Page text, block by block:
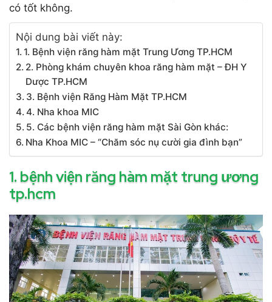
có tốt không.
Nội dung bài viết này:
1. Bệnh viện răng hàm mặt Trung Ương TP.HCM
2. Phòng khám chuyên khoa răng hàm mặt – ĐH Y
Dược TP.HCM
3. Bệnh viện Răng Hàm Mặt TP.HCM
4. Nha khoa MIC
5. Các bệnh viện răng hàm mặt Sài Gòn khác:
Nha Khoa MIC – “Chăm sóc nụ cười gia đình bạn”
1. bệnh viện răng hàm mặt trung ương
tp.hcm